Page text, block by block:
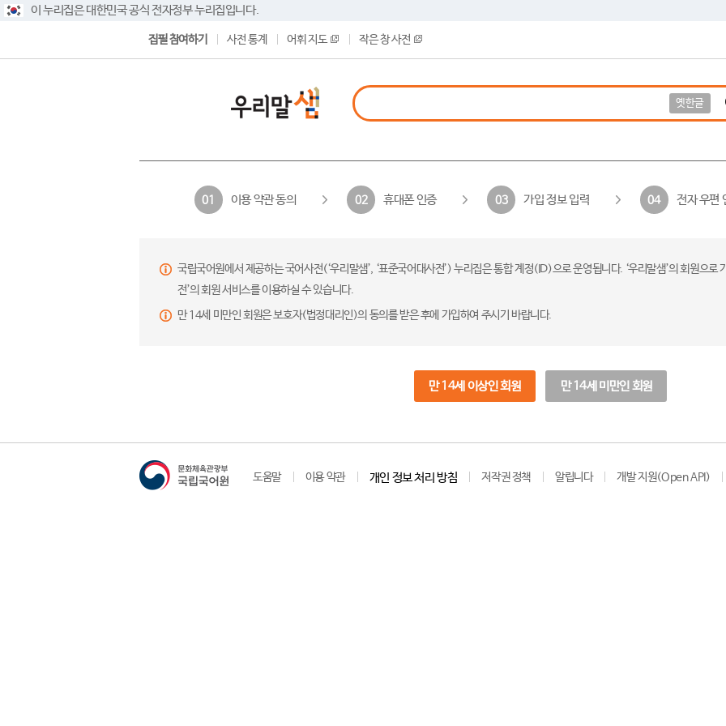
이 누리집은 대한민국 공식 전자정부 누리집입니다.
집필 참여하기 사전 통계 어휘 지도 작은 창 사전
옛한글
01 이용 약관 동의 02 휴대폰 인증 03 가입 정보 입력 04 전자 우편
국립국어원에서 제공하는 국어사전(‘우리말샘’, ‘표준국어대사전’) 누리집은 통합 계정(ID)으로 운영됩니다. ‘우리말샘’의 회원으
전’의 회원 서비스를 이용하실 수 있습니다.
만 14세 미만인 회원은 보호자(법정대리인)의 동의를 받은 후에 가입하여 주시기 바랍니다.
만 14세 이상인 회원 만 14세 미만인 회원
도움말 이용 약관 개인 정보 처리 방침 저작권 정책 알립니다 개발 지원(Open API)